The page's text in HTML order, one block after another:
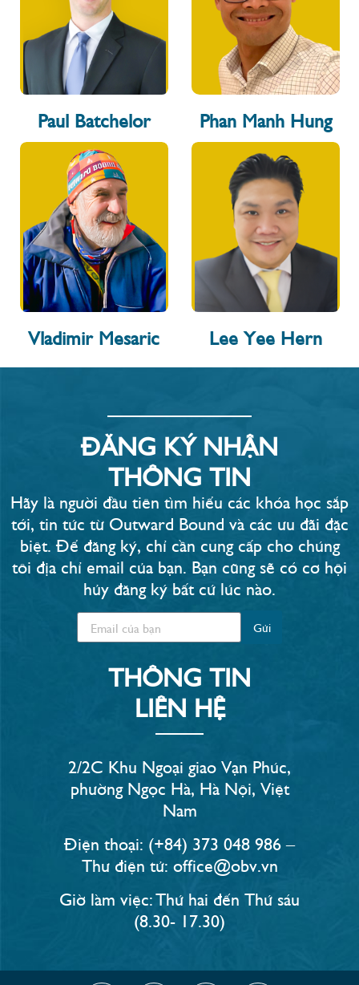
Paul Batchelor Phan Manh Hung
Vladimir Mesaric Lee Yee Hern
ĐĂNG KÝ NHẬN
THÔNG TIN
Hãy là người đầu tiên tìm hiểu các khóa học sắp
tới, tin tức từ Outward Bound và các ưu đãi đặc
biệt. Để đăng ký, chỉ cần cung cấp cho chúng
tôi địa chỉ email của bạn. Bạn cũng sẽ có cơ hội
hủy đăng ký bất cứ lúc nào.​
Gửi
THÔNG TIN
LIÊN HỆ
2/2C Khu Ngoại giao Vạn Phúc,
phường Ngọc Hà, Hà Nội, Việt
Nam
Điện thoại: (+84) 373 048 986 –
Thư điện tử: office@obv.vn
Giờ làm việc: Thứ hai đến Thứ sáu
(8.30- 17.30)